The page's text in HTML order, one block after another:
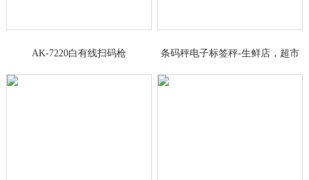
AK-7220白有线扫码枪
条码秤电子标签秤-生鲜店，超市